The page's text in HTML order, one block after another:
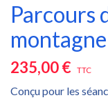
Parcours
montagne
235,00 € TTC
Conçu pour les